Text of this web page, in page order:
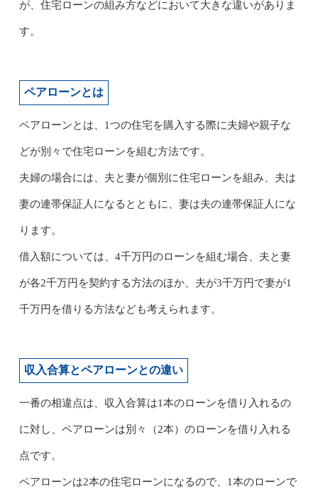
が、住宅ローンの組み方などにおいて大きな違いがありま
す。
ペアローンとは
ペアローンとは、1つの住宅を購入する際に夫婦や親子な
どが別々で住宅ローンを組む方法です。
夫婦の場合には、夫と妻が個別に住宅ローンを組み、夫は
妻の連帯保証人になるとともに、妻は夫の連帯保証人にな
ります。
借入額については、4千万円のローンを組む場合、夫と妻
が各2千万円を契約する方法のほか、夫が3千万円で妻が1
千万円を借りる方法なども考えられます。
収入合算とペアローンとの違い
一番の相違点は、収入合算は1本のローンを借り入れるの
に対し、ペアローンは別々（2本）のローンを借り入れる
点です。
ペアローンは2本の住宅ローンになるので、1本のローンで